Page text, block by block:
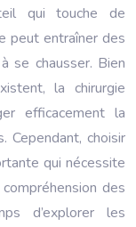
qui touche de
peut entraîner des
se chausser. Bien
la chirurgie
efficacement la
Cependant, choisir
qui nécessite
des
d’explorer les